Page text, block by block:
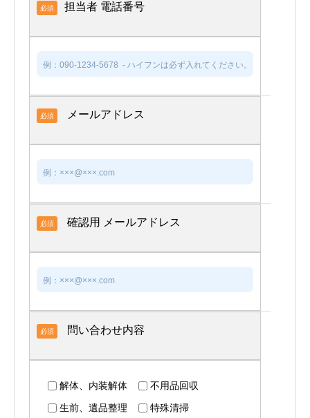
必須 担当者 電話番号
必須 メールアドレス
必須 確認用 メールアドレス
必須 問い合わせ内容
解体、内装解体
不用品回収
生前、遺品整理
特殊清掃